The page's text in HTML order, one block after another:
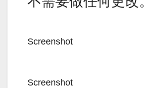
Screenshot
Screenshot